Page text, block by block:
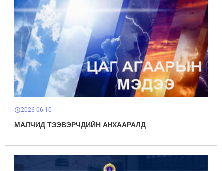
schedule2026-06-10
МАЛЧИД ТЭЭВЭРЧДИЙН АНХААРАЛД